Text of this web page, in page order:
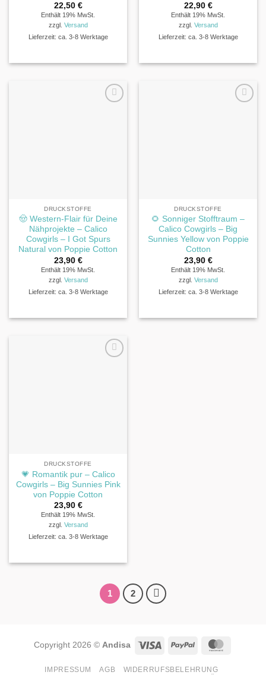
22,50 €
Enthält 19% MwSt.
zzgl. Versand
Lieferzeit: ca. 3-8 Werktage
22,90 €
Enthält 19% MwSt.
zzgl. Versand
Lieferzeit: ca. 3-8 Werktage
DRUCKSTOFFE
🤠 Western-Flair für Deine
Nähprojekte – Calico
Cowgirls – I Got Spurs
Natural von Poppie Cotton
23,90 €
Enthält 19% MwSt.
zzgl. Versand
Lieferzeit: ca. 3-8 Werktage
DRUCKSTOFFE
🌻 Sonniger Stofftraum –
Calico Cowgirls – Big
Sunnies Yellow von Poppie
Cotton
23,90 €
Enthält 19% MwSt.
zzgl. Versand
Lieferzeit: ca. 3-8 Werktage
DRUCKSTOFFE
💗 Romantik pur – Calico
Cowgirls – Big Sunnies Pink
von Poppie Cotton
23,90 €
Enthält 19% MwSt.
zzgl. Versand
Lieferzeit: ca. 3-8 Werktage
1 2
Copyright 2026 © Andisa Visa PayPal
IMPRESSUM AGB
WIDERRUFSBELEHRUNG